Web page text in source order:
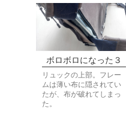
ボロボロになった３
リュックの上部。フレー
ムは薄い布に隠されてい
たが、布が破れてしまっ
た。